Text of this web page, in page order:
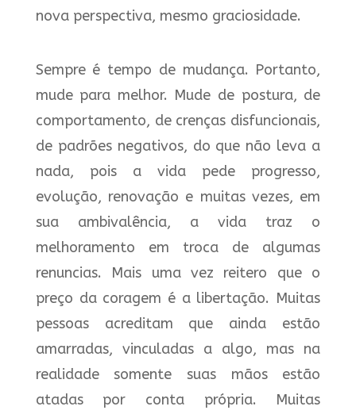
nova perspectiva, mesmo graciosidade.
Sempre é tempo de mudança. Portanto,
mude para melhor. Mude de postura, de
comportamento, de crenças disfuncionais,
de padrões negativos, do que não leva a
nada, pois a vida pede progresso,
evolução, renovação e muitas vezes, em
sua ambivalência, a vida traz o
melhoramento em troca de algumas
renuncias. Mais uma vez reitero que o
preço da coragem é a libertação. Muitas
pessoas acreditam que ainda estão
amarradas, vinculadas a algo, mas na
realidade somente suas mãos estão
atadas por conta própria. Muitas